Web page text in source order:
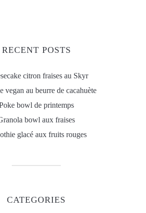
RECENT POSTS
citron fraises au Skyr
vegan au beurre de cacahuète
bowl de printemps
bowl aux fraises
glacé aux fruits rouges
CATEGORIES